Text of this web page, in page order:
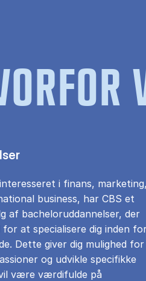
i finans, marketing,
business, har CBS et
af bacheloruddannelser, der
for at specialisere dig inden
Dette giver dig mulighed for
og udvikle specifikke
være værdifulde på